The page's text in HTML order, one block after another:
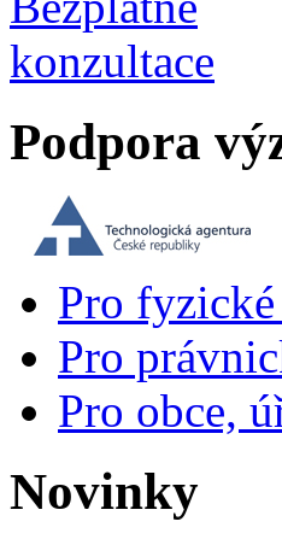
Podpora
Pro
Pro
Pro obce,
Novinky